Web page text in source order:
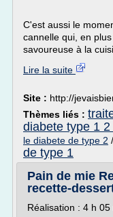
C'est aussi le
cannelle qui, en
savoureuse à la
Lire la suite
Site : http://
Thèmes liés :
diabete type 1 2
le diabete de type 2 /
de type 1
Pain de mie
recette-
Réalisation : 4 h